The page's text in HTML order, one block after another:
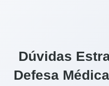
Dúvidas
Defesa